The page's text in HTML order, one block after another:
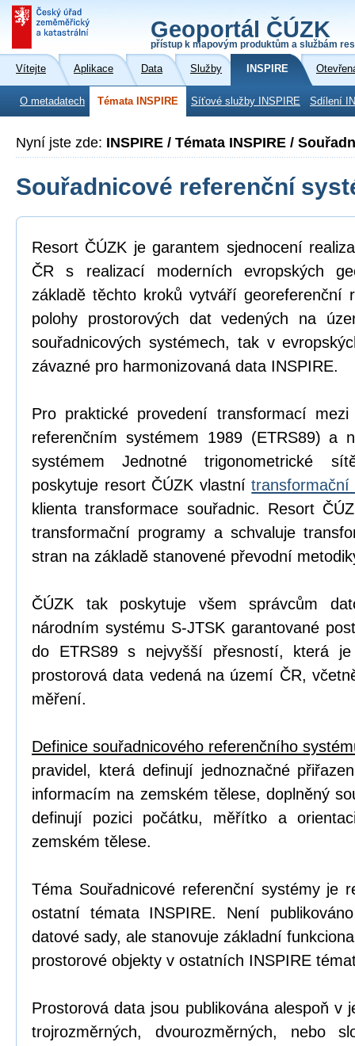
Geoportál ČÚZK
přístup k mapovým produktům a službám
Vítejte Aplikace Data Služby INSPIRE
O metadatech Témata INSPIRE Síťové služby INSPIRE Sdílení
Nyní jste zde: INSPIRE / Témata INSPIRE /
Souřadnicové referenční
Resort ČÚZK je garantem sjednocení
ČR s realizací moderních evropských
základě těchto kroků vytváří georeferenční
polohy prostorových dat vedených na
souřadnicových systémech, tak v
závazné pro harmonizovaná data INSPIRE.
Pro praktické provedení transformací mezi
referenčním systémem 1989 (ETRS89) a
systémem Jednotné trigonometrické
poskytuje resort ČÚZK vlastnítransformační
klienta transformace souřadnic. Resort
transformační programy a schvaluje
stran na základě stanovené převodní
ČÚZK tak poskytuje všem správcům
národním systému S-JTSK garantované
do ETRS89 s nejvyšší přesností, která
prostorová data vedená na území ČR,
měření.
Definice souřadnicového referenčního
pravidel, která definují jednoznačné
informacím na zemském tělese, doplněný
definují pozici počátku, měřítko a
zemském tělese.
Téma Souřadnicové referenční systémy je
ostatní témata INSPIRE. Není
datové sady, ale stanovuje základní
prostorové objekty v ostatních INSPIRE
Prostorová data jsou publikována alespoň v
trojrozměrných, dvourozměrných, nebo